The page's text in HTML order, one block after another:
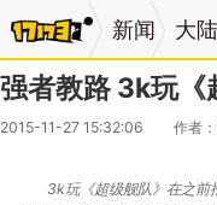
新闻 大
强者教路 3k玩《
2015-11-27 15:32:06 作者
3k玩《超级舰队》在之前